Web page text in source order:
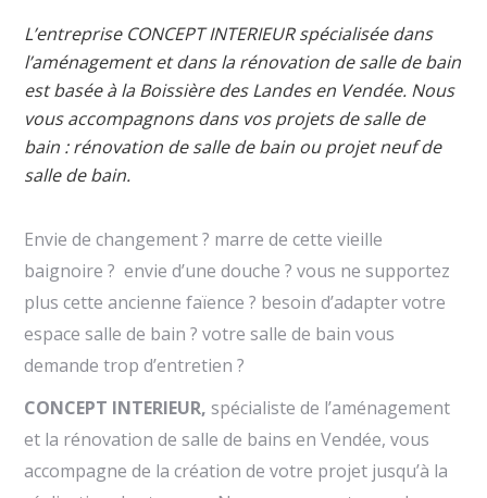
L’entreprise CONCEPT INTERIEUR spécialisée dans
l’aménagement et dans la rénovation de salle de bain
est basée à la Boissière des Landes en Vendée. Nous
vous accompagnons dans vos projets de salle de
bain : rénovation de salle de bain ou projet neuf de
salle de bain.
Envie de changement ? marre de cette vieille
baignoire ? envie d’une douche ? vous ne supportez
plus cette ancienne faïence ? besoin d’adapter votre
espace salle de bain ? votre salle de bain vous
demande trop d’entretien ?
CONCEPT INTERIEUR, spécialiste de l’aménagement
et la rénovation de salle de bains en Vendée, vous
accompagne de la création de votre projet jusqu’à la